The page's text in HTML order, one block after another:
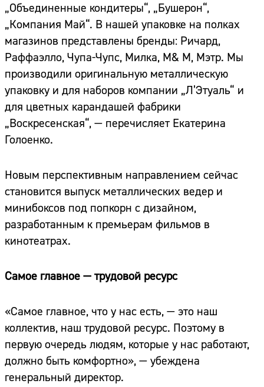
„Объединенные кондитеры“, „Бушерон“,
„Компания Май“. В нашей упаковке на полках
магазинов представлены бренды: Ричард,
Раффаэлло, Чупа-Чупс, Милка, М& М, Мэтр. Мы
производили оригинальную металлическую
упаковку и для наборов компании „Л’Этуаль“ и
для цветных карандашей фабрики
„Воскресенская“, — перечисляет Екатерина
Голоенко.
Новым перспективным направлением сейчас
становится выпуск металлических ведер и
минибоксов под попкорн с дизайном,
разработанным к премьерам фильмов в
кинотеатрах.
Самое главное — трудовой ресурс
«Самое главное, что у нас есть, — это наш
коллектив, наш трудовой ресурс. Поэтому в
первую очередь людям, которые у нас работают,
должно быть комфортно», — убеждена
генеральный директор.